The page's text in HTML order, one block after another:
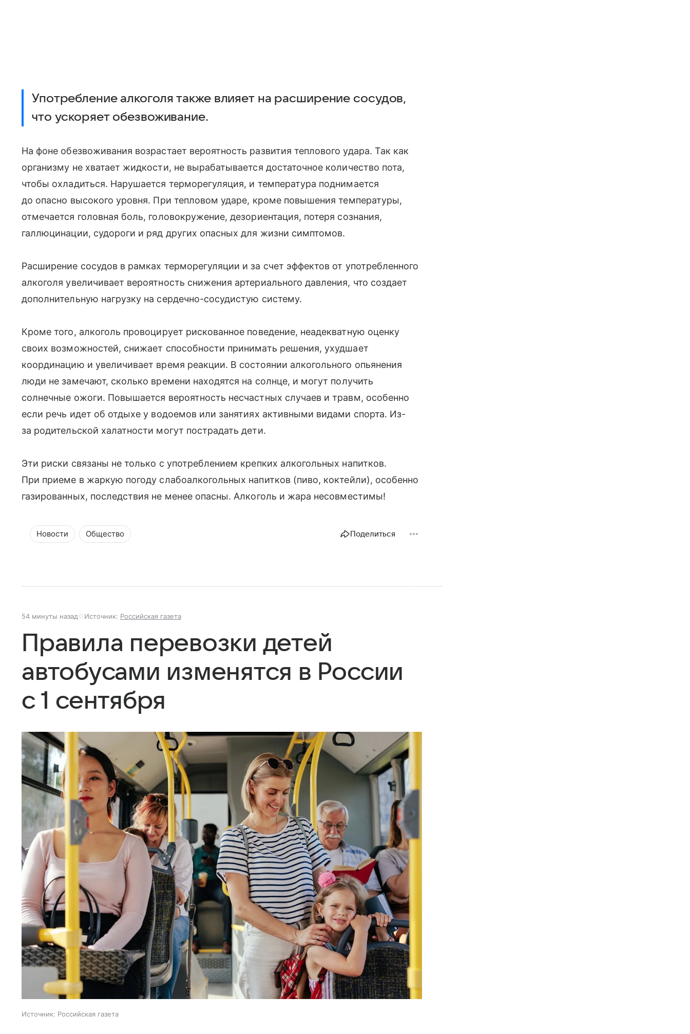
Употребление алкоголя также влияет на расширение сосудов,
что ускоряет обезвоживание.
На фоне обезвоживания возрастает вероятность развития теплового удара. Так как
организму не хватает жидкости, не вырабатывается достаточное количество пота,
чтобы охладиться. Нарушается терморегуляция, и температура поднимается
до опасно высокого уровня. При тепловом ударе, кроме повышения температуры,
отмечается головная боль, головокружение, дезориентация, потеря сознания,
галлюцинации, судороги и ряд других опасных для жизни симптомов.
Расширение сосудов в рамках терморегуляции и за счет эффектов от употребленного
алкоголя увеличивает вероятность снижения артериального давления, что создает
дополнительную нагрузку на сердечно-сосудистую систему.
Кроме того, алкоголь провоцирует рискованное поведение, неадекватную оценку
своих возможностей, снижает способности принимать решения, ухудшает
координацию и увеличивает время реакции. В состоянии алкогольного опьянения
люди не замечают, сколько времени находятся на солнце, и могут получить
солнечные ожоги. Повышается вероятность несчастных случаев и травм, особенно
если речь идет об отдыхе у водоемов или занятиях активными видами спорта. Из-
за родительской халатности могут пострадать дети.
Эти риски связаны не только с употреблением крепких алкогольных напитков.
При приеме в жаркую погоду слабоалкогольных напитков (пиво, коктейли), особенно
газированных, последствия не менее опасны. Алкоголь и жара несовместимы!
Новости Общество Поделиться
54 минуты назад Источник: Российская газета
Правила перевозки детей
автобусами изменятся в России
с 1 сентября
Источник: Российская газета